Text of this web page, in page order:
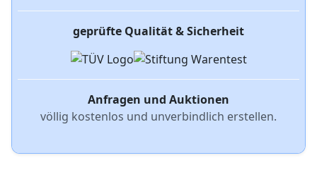
geprüfte Qualität & Sicherheit
Anfragen und Auktionen
völlig kostenlos und unverbindlich erstellen.